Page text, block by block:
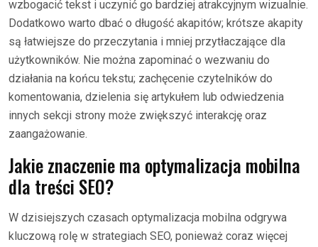
wzbogacić tekst i uczynić go bardziej atrakcyjnym wizualnie.
Dodatkowo warto dbać o długość akapitów; krótsze akapity
są łatwiejsze do przeczytania i mniej przytłaczające dla
użytkowników. Nie można zapominać o wezwaniu do
działania na końcu tekstu; zachęcenie czytelników do
komentowania, dzielenia się artykułem lub odwiedzenia
innych sekcji strony może zwiększyć interakcję oraz
zaangażowanie.
Jakie znaczenie ma optymalizacja mobilna
dla treści SEO?
W dzisiejszych czasach optymalizacja mobilna odgrywa
kluczową rolę w strategiach SEO, ponieważ coraz więcej